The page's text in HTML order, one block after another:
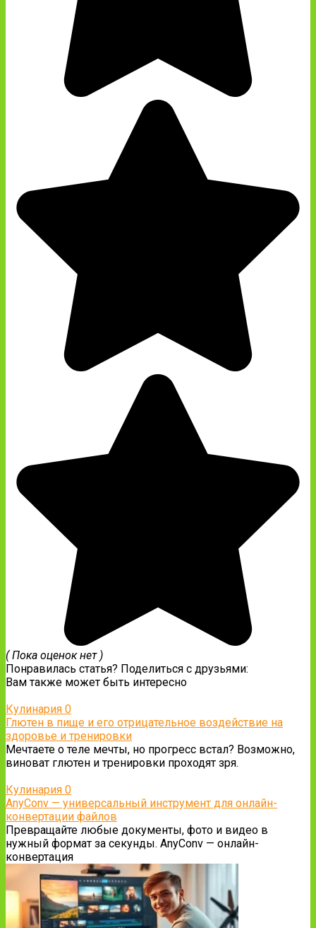
( Пока оценок нет )
Понравилась статья? Поделиться с друзьями:
Вам также может быть интересно
Кулинария 0
Глютен в пище и его отрицательное воздействие на
здоровье и тренировки
Мечтаете о теле мечты, но прогресс встал? Возможно,
виноват глютен и тренировки проходят зря.
Кулинария 0
AnyConv — универсальный инструмент для онлайн-
конвертации файлов
Превращайте любые документы, фото и видео в
нужный формат за секунды. AnyConv — онлайн-
конвертация